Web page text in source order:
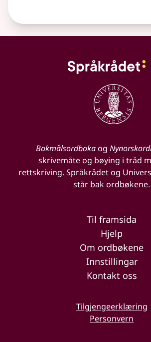
Bokmålsordbokaog
skrivemåte og bøying i tråd
rettskriving. Språkrådet og
står bak ordbøkene.
Til framsida
Hjelp
Om ordbøkene
Innstillingar
Kontakt oss
Tilgjengeerklæring
Personvern